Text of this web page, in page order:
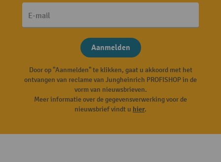
E-mail
Aanmelden
Door op "Aanmelden" te klikken, gaat u akkoord met het
ontvangen van reclame van Jungheinrich PROFISHOP in de
vorm van nieuwsbrieven.
Meer informatie over de gegevensverwerking voor de
nieuwsbrief vindt u hier.